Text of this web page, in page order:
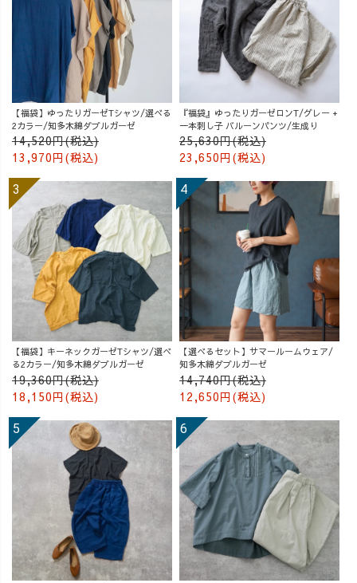
【福袋】ゆったりガーゼTシャツ/選べる
2カラー/知多木綿ダブルガーゼ
14,520円(税込)
13,970円(税込)
『福袋』ゆったりガーゼロンT/グレー +
一本刺し子 バルーンパンツ/生成り
25,630円(税込)
23,650円(税込)
【福袋】キーネックガーゼTシャツ/選べ
る2カラー/知多木綿ダブルガーゼ
19,360円(税込)
18,150円(税込)
【選べるセット】サマールームウェア/
知多木綿ダブルガーゼ
14,740円(税込)
12,650円(税込)